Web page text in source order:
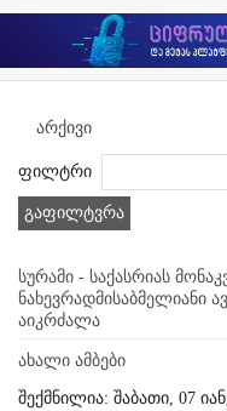
არქივი
ფილტრი
გაფილტვრა
სურამი - საქასრიას
ნახევრადმისაბმელიანი
აიკრძალა
ახალი ამბები
შექმნილია: შაბათი, 07